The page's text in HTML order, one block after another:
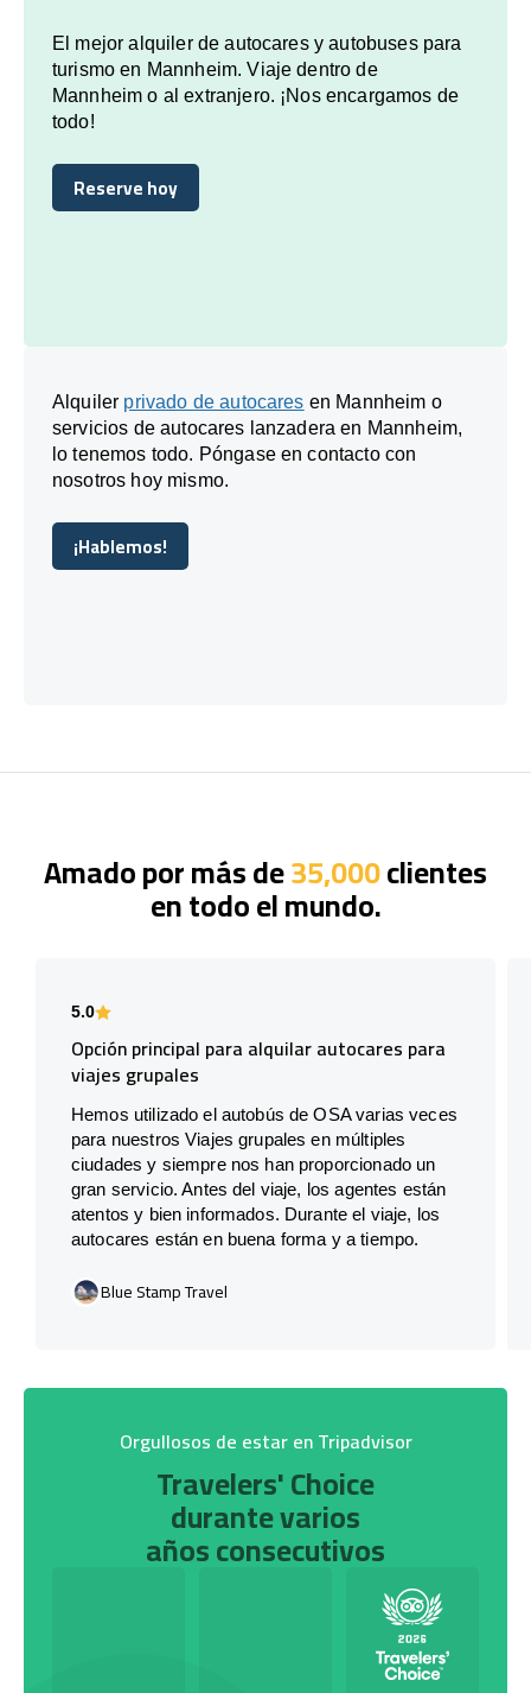
El mejor alquiler de autocares y autobuses para
turismo en Mannheim. Viaje dentro de
Mannheim o al extranjero. ¡Nos encargamos de
todo!
Reserve hoy
Reserve hoy
Alquiler privado de autocares en Mannheim o
servicios de autocares lanzadera en Mannheim,
lo tenemos todo. Póngase en contacto con
nosotros hoy mismo.
¡Hablemos!
¡Hablemos!
Amado por más de35,000clientes
en todo el mundo.
5.0
Opción principal para alquilar autocares para
viajes grupales
Hemos utilizado el autobús de OSA varias veces
para nuestros Viajes grupales en múltiples
ciudades y siempre nos han proporcionado un
gran servicio. Antes del viaje, los agentes están
atentos y bien informados. Durante el viaje, los
autocares están en buena forma y a tiempo.
Blue Stamp Travel
Orgullosos de estar en Tripadvisor
Travelers' Choice
durante varios
años consecutivos